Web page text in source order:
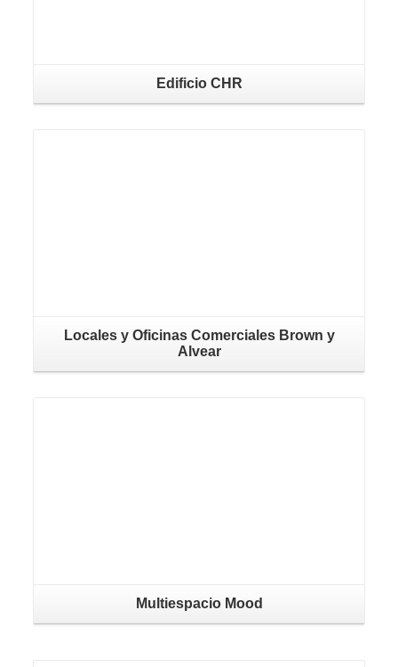
Edificio CHR
Locales y Oficinas Comerciales Brown y
Alvear
Multiespacio Mood